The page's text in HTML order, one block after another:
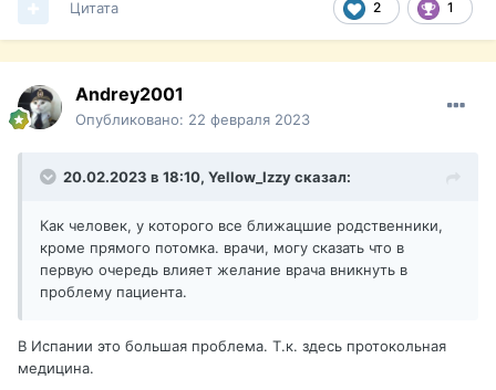
2 1
Цитата
Andrey2001
Опубликовано: 22 февраля 2023
20.02.2023 в 18:10, Yellow_Izzyсказал:
Как человек, у которого все ближацшие родственники,
кроме прямого потомка. врачи, могу сказать что в
первую очередь влияет желание врача вникнуть в
проблему пациента.
В Испании это большая проблема. Т.к. здесь протокольная
медицина.